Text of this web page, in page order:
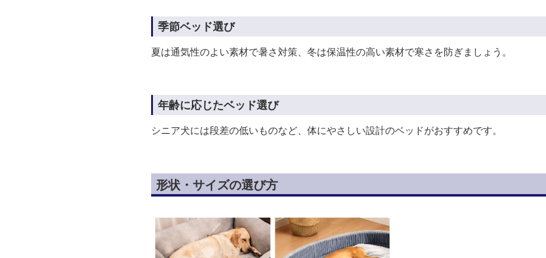
季節ベッド選び
夏は通気性のよい素材で暑さ対策、冬は保温性の高い素材で寒さを防ぎましょう。
年齢に応じたベッド選び
シニア犬には段差の低いものなど、体にやさしい設計のベッドがおすすめです。
形状・サイズの選び方